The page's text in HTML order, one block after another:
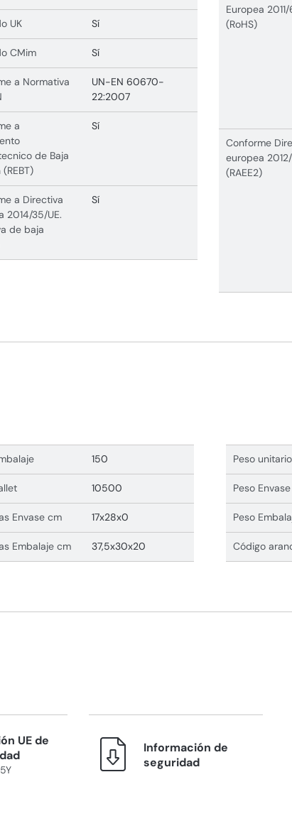
UK Sí
CMim Sí
a Normativa
UN-EN 60670-
22:2007
a
de Baja
Sí
a Directiva
2014/35/UE.
de baja
Sí
Europea
(RoHS)
Conforme
europea 2012/
(RAEE2)
150
10500
Envase cm 17x28x0
Embalaje cm 37,5x30x20
Peso
Peso
Peso
Código
UE de
Información de
seguridad